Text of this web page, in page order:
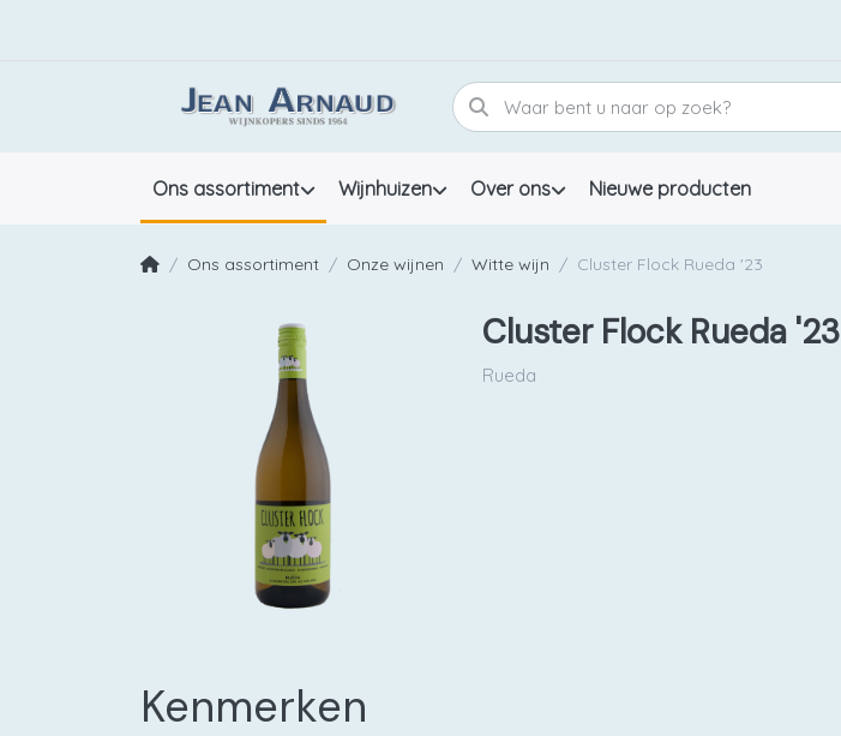
Ons assortiment Wijnhuizen Over ons Nieuwe producten
Ons assortiment Onze wijnen Witte wijn Cluster Flock Rueda '23
Cluster Flock Rueda '23
Rueda
Kenmerken